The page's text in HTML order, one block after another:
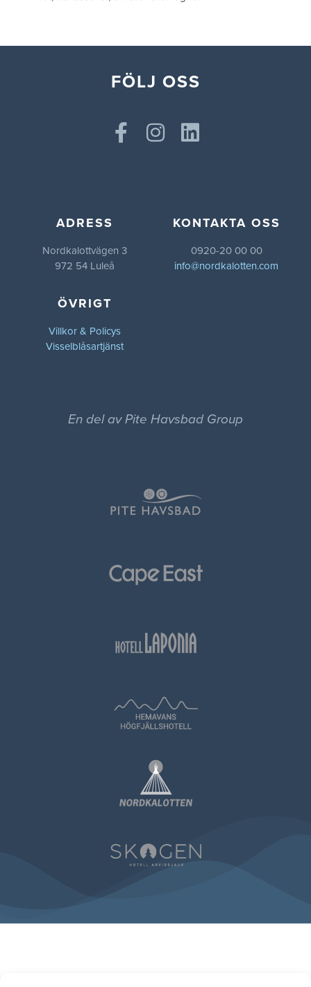
FÖLJ OSS
ADRESS
Nordkalottvägen 3
972 54 Luleå
KONTAKTA OSS
0920-20 00 00
info@nordkalotten.com
ÖVRIGT
Villkor & Policys
Visselblåsartjänst
En del av Pite Havsbad Group